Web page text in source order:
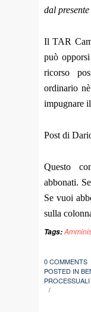
dal
Il TAR
può
ricorso
ordinario
impugnare
Post di
Questo
abbonati.
Se vuoi
sulla
Tags:
0 COMMENTS
POSTED IN
PROCESSUALI
/